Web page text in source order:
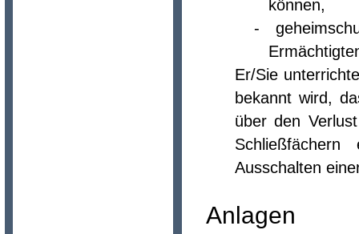
können,
-
Er/Sie
bekannt wird,
über den
Ausschalten
Anlagen